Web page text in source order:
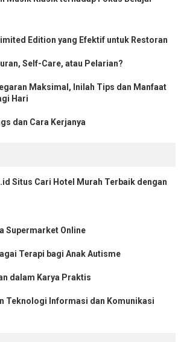
Edition yang Efektif untuk Restoran
Self-Care, atau Pelarian?
Maksimal, Inilah Tips dan Manfaat
Hari
dan Cara Kerjanya
Situs Cari Hotel Murah Terbaik dengan
Supermarket Online
Terapi bagi Anak Autisme
dalam Karya Praktis
Teknologi Informasi dan Komunikasi